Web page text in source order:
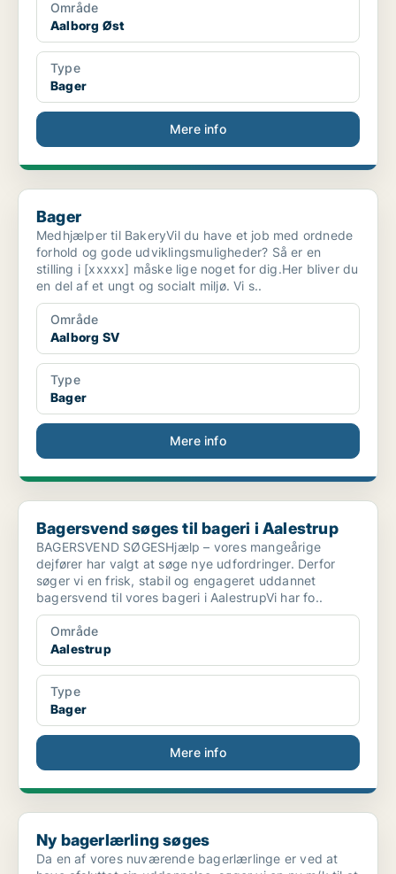
Område
Aalborg Øst
Type
Bager
Mere info
Bager
Bager
Medhjælper til BakeryVil du have et job med ordnede
forhold og gode udviklingsmuligheder? Så er en
stilling i [xxxxx] måske lige noget for dig.Her bliver du
en del af et ungt og socialt miljø. Vi s..
Område
Aalborg SV
Type
Bager
Mere info
Bagersvend søges til bageri i Aalestrup
Bagersvend søges til bageri i Aalestrup
BAGERSVEND SØGESHjælp – vores mangeårige
dejfører har valgt at søge nye udfordringer. Derfor
søger vi en frisk, stabil og engageret uddannet
bagersvend til vores bageri i AalestrupVi har fo..
Område
Aalestrup
Type
Bager
Mere info
Ny bagerlærling søges
Ny bagerlærling søges
Da en af vores nuværende bagerlærlinge er ved at